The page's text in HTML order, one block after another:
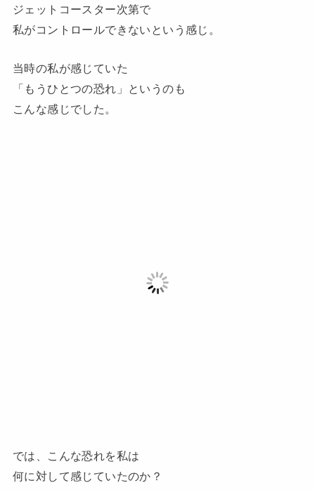
ジェットコースター次第で
私がコントロールできないという感じ。
当時の私が感じていた
「もうひとつの恐れ」というのも
こんな感じでした。
では、こんな恐れを私は
何に対して感じていたのか？